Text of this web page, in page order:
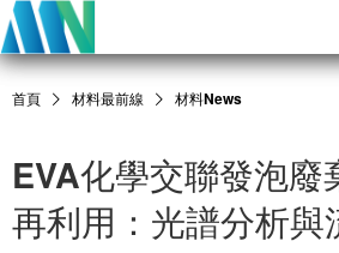
首頁 材料最前線 材料News
EVA化學交聯發泡廢
再利用：光譜分析與